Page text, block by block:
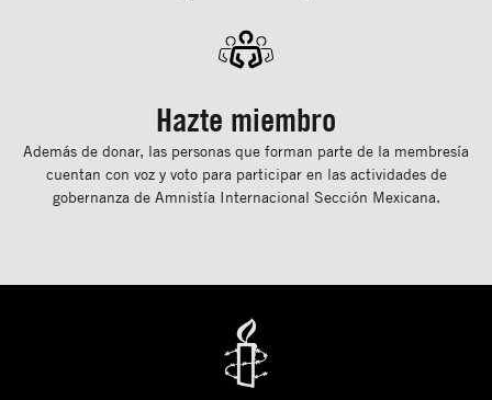
Hazte miembro
Además de donar, las personas que forman parte de la membresía
cuentan con voz y voto para participar en las actividades de
gobernanza de Amnistía Internacional Sección Mexicana.